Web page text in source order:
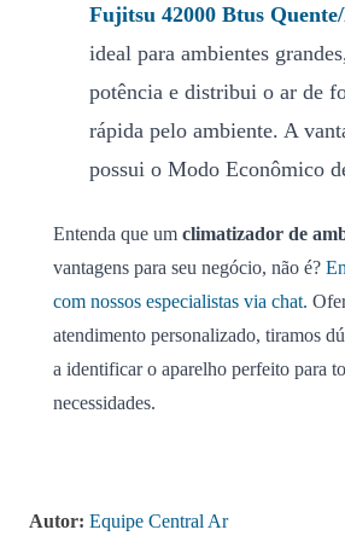
Fujitsu 42000 Btus
ideal para ambientes
potência e distribui o ar de
rápida pelo ambiente. A
possui o Modo Econômico
Entenda que um climatizador de
vantagens para seu negócio, não é?
com nossos especialistas via chat.
atendimento personalizado, tiramos
a identificar o aparelho perfeito para
necessidades.
Autor: Equipe Central Ar